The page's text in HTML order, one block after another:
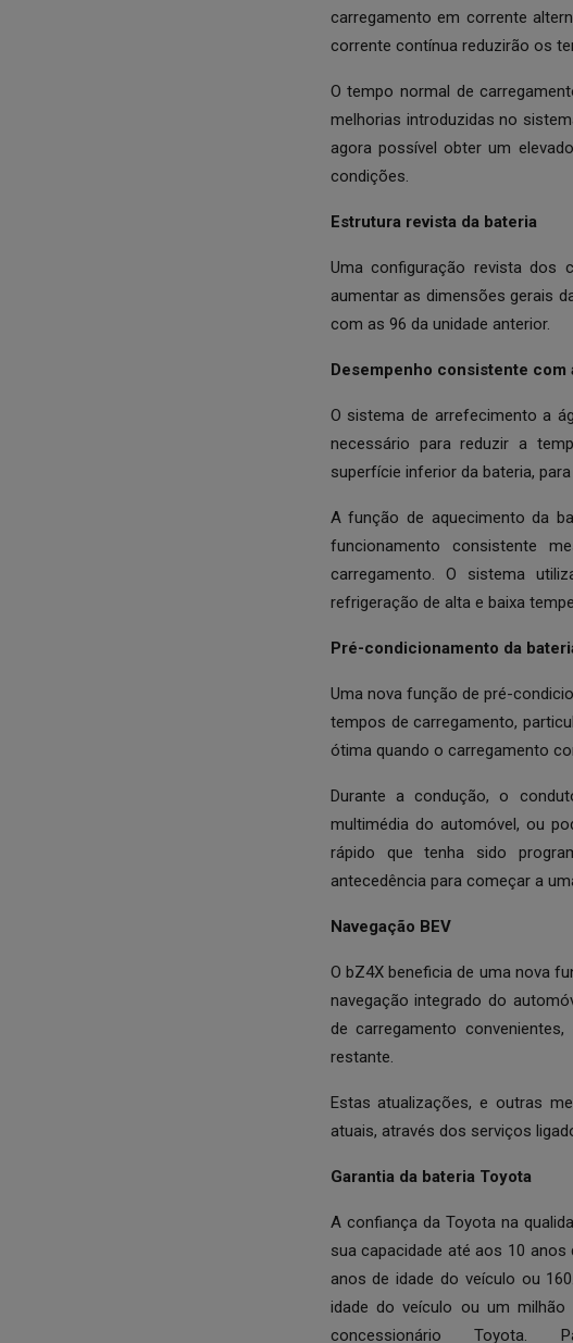
carregamento em corrente
corrente contínua reduzirão os
O tempo normal de
melhorias introduzidas no
agora possível obter um
condições.
Estrutura revista da bateria
Uma configuração revista dos
aumentar as dimensões gerais
com as 96 da unidade anterior.
Desempenho consistente
O sistema de arrefecimento a
necessário para reduzir a
superfície inferior da bateria,
A função de aquecimento da
funcionamento consistente
carregamento. O sistema
refrigeração de alta e baixa
Pré-condicionamento da
Uma nova função de pré-
tempos de carregamento,
ótima quando o carregamento
Durante a condução, o
multimédia do automóvel, ou
rápido que tenha sido
antecedência para começar a
Navegação BEV
O bZ4X beneficia de uma nova
navegação integrado do
de carregamento
restante.
Estas atualizações, e outras
atuais, através dos serviços
Garantia da bateria Toyota
A confiança da Toyota na
sua capacidade até aos 10
anos de idade do veículo ou
idade do veículo ou um milhão
concessionário